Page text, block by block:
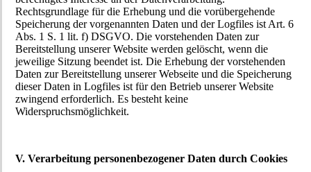
Rechtsgrundlage für die Erhebung und die vorübergehende
Speicherung der vorgenannten Daten und der Logfiles ist Art. 6
Abs. 1 S. 1 lit. f) DSGVO. Die vorstehenden Daten zur
Bereitstellung unserer Website werden gelöscht, wenn die
jeweilige Sitzung beendet ist. Die Erhebung der vorstehenden
Daten zur Bereitstellung unserer Webseite und die Speicherung
dieser Daten in Logfiles ist für den Betrieb unserer Website
zwingend erforderlich. Es besteht keine
Widerspruchsmöglichkeit.
V. Verarbeitung personenbezogener Daten durch Cookies